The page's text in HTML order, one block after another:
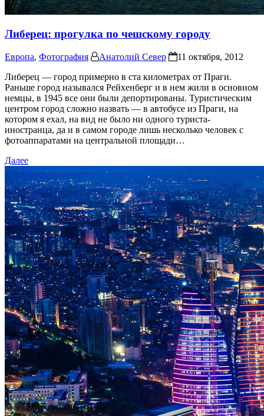
Либерец: прогулка по чешскому городу
Европа, Фотография Анатолий Север
11 октября, 2012
Либерец — город примерно в ста километрах от Праги.
Раньше город назывался Рейхенберг и в нем жили в основном
немцы, в 1945 все они были депортированы. Туристическим
центром город сложно назвать — в автобусе из Праги, на
котором я ехал, на вид не было ни одного туриста-
иностранца, да и в самом городе лишь несколько человек с
фотоаппаратами на центральной площади…
Далее